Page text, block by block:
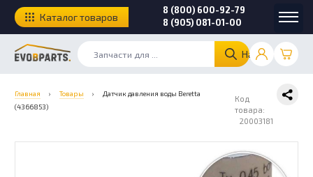
Найти
8 (800) 600-92-79
8 (905) 081-01-00
Каталог товаров
Главная › Товары ›
Датчик давления воды Beretta
(4366853)
Код
товара:
20003181